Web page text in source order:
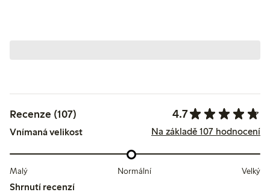
Recenze (107) 4.7
Vnímaná velikost Na základě 107 hodnocení
Malý Normální Velký
Shrnutí recenzí